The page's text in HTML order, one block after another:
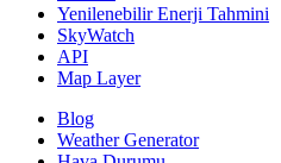
Yenilenebilir Enerji Tahmini
SkyWatch
API
Map Layer
Blog
Weather Generator